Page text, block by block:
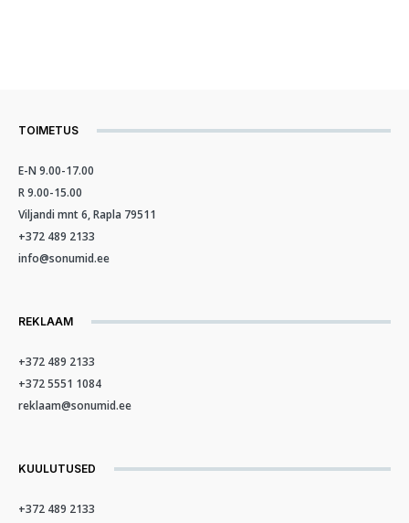
TOIMETUS
E-N 9.00-17.00
R 9.00-15.00
Viljandi mnt 6, Rapla 79511
+372 489 2133
info@sonumid.ee
REKLAAM
+372 489 2133
+372 5551 1084
reklaam@sonumid.ee
KUULUTUSED
+372 489 2133